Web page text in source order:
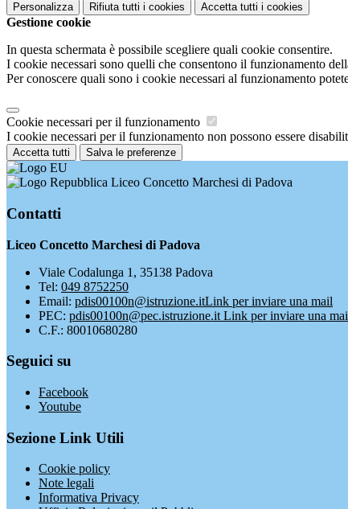
Personalizza Rifiuta tutti i cookies Accetta tutti i cookies
Gestione cookie
In questa schermata è possibile scegliere quali cookie consentire.
I cookie necessari sono quelli che consentono il funzionamento
Per conoscere quali sono i cookie necessari al funzionamento
Cookie necessari per il funzionamento
I cookie necessari per il funzionamento non possono essere
Accetta tutti Salva le preferenze
Liceo Concetto Marchesi di Padova
Contatti
Liceo Concetto Marchesi di Padova
Viale Codalunga 1, 35138 Padova
Tel: 049 8752250
Email: pdis00100n@istruzione.itLink per inviare una mail
PEC: pdis00100n@pec.istruzione.it Link per inviare una
C.F.: 80010680280
Seguici su
Facebook
Youtube
Sezione Link Utili
Cookie policy
Note legali
Informativa Privacy